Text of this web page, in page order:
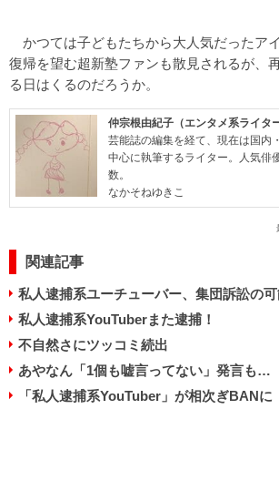
かつては子どもたちから大人気だったア
復帰を望む超新塾ファンも散見されるが、
る日はくるのだろうか。
仲宗根由紀子（エンタメ系ライター
芸能誌の編集を経て、現在は国内
中心に執筆するライター。人気俳
数。
なかそねゆきこ
関連記事
私人逮捕系ユーチューバー、集団訴訟の
私人逮捕系YouTuberまた逮捕！
不自然さにツッコミ続出
あやなん「1個も嘘言ってない」発言も…
「私人逮捕系YouTuber」が相次ぎBANに